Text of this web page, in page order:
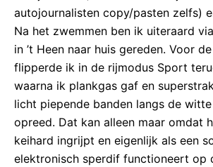
autojournalisten copy/pasten zelfs)
Na het zwemmen ben ik uiteraard
in ’t Heen naar huis gereden. Voor
flipperde ik in de rijmodus Sport
waarna ik plankgas gaf en
licht piepende banden langs de
opreed. Dat kan alleen maar omdat
keihard ingrijpt en eigenlijk als een
elektronisch sperdif functioneert op